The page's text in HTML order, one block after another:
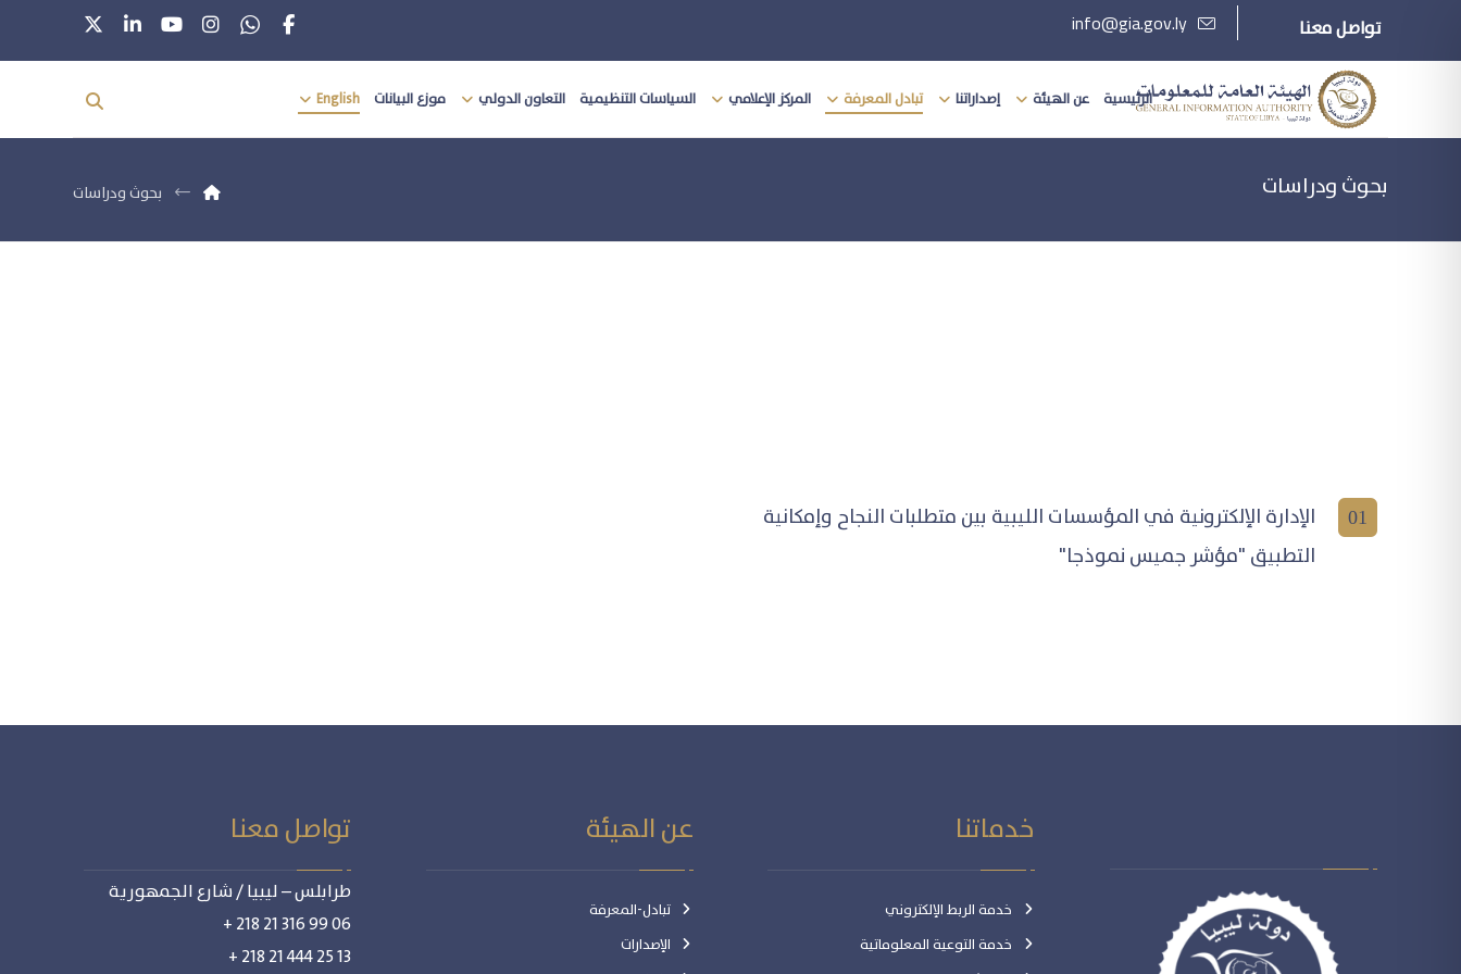
تواصل معنا info@gia.gov.ly
الرئيسية عن الهيئة إصداراتنا تبادل المعرفة المركز الإعلامي السياسات التنظيمية التعاون الدولي موزع البيانات English
بحوث ودراسات بحوث ودراسات
01
الإدارة الإلكترونية في المؤسسات الليبية بين متطلبات النجاح وإمكانية
التطبيق "مؤشر جميس نموذجا"
خدماتنا
خدمة الربط الإلكتروني
خدمة التوعية المعلوماتية
عن الهيئة
تبادل-المعرفة
الإصدارات
تواصل معنا
طرابلس – ليبيا / شارع الجمهورية
06 99 316 21 218 +
13 25 444 21 218 +